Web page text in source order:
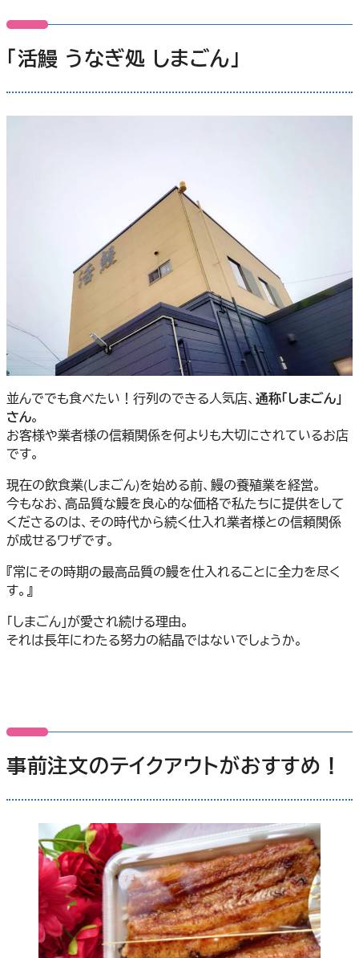
「活鰻 うなぎ処 しまごん」
並んででも食べたい！行列のできる人気店、 通称「しまごん」
さん。
お客様や業者様の信頼関係を何よりも大切にされているお店
です。
現在の飲食業(しまごん)を始める前、鰻の養殖業を経営。
今もなお、高品質な鰻を良心的な価格で私たちに提供をして
くださるのは、その時代から続く仕入れ業者様との信頼関係
が成せるワザです。
『常にその時期の最高品質の鰻を仕入れることに全力を尽く
す。』
「しまごん」が愛され続ける理由。
それは長年にわたる努力の結晶ではないでしょうか。
事前注文のテイクアウトがおすすめ！